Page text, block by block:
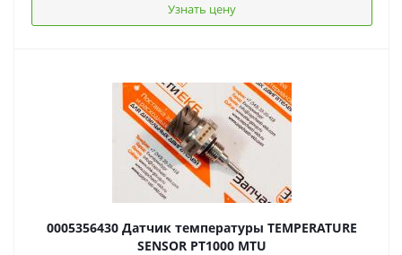
Узнать цену
0005356430 Датчик температуры TEMPERATURE
SENSOR PT1000 MTU